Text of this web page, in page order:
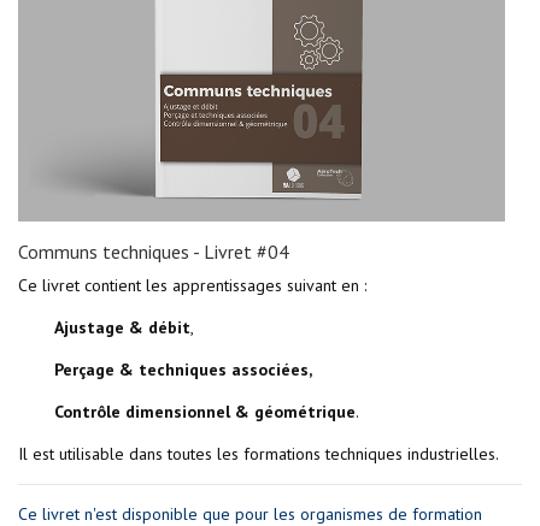
Communs techniques - Livret #04
Ce livret contient les apprentissages suivant en :
Ajustage & débit,
Perçage & techniques associées,
Contrôle dimensionnel & géométrique.
Il est utilisable dans toutes les formations techniques industrielles.
Ce livret n'est disponible que pour les organismes de formation